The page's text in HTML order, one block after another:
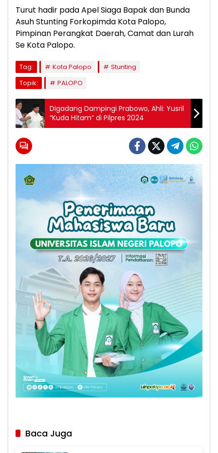
Turut hadir pada Apel Siaga Bapak dan Bunda
Asuh Stunting Forkopimda Kota Palopo,
Pimpinan Perangkat Daerah, Camat dan Lurah
Se Kota Palopo.
Tag: Kota Palopo
Stunting
Topik:
PALOPO
Digadang Dampingi Prabowo, Ahli: Yusril
“Kuda Hitam” di Pilpres 2024
Baca Juga